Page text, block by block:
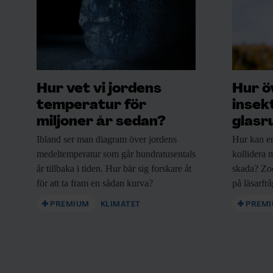
Hur vet vi jordens
temperatur för
miljoner år sedan?
Ibland ser man diagram över jordens
medeltemperatur som går hundratusentals
år tillbaka i tiden. Hur bär sig forskare åt
för att ta fram en sådan kurva?
PREMIUM KLIMATET
Hur
Hur kan
kollidera
skada?
på